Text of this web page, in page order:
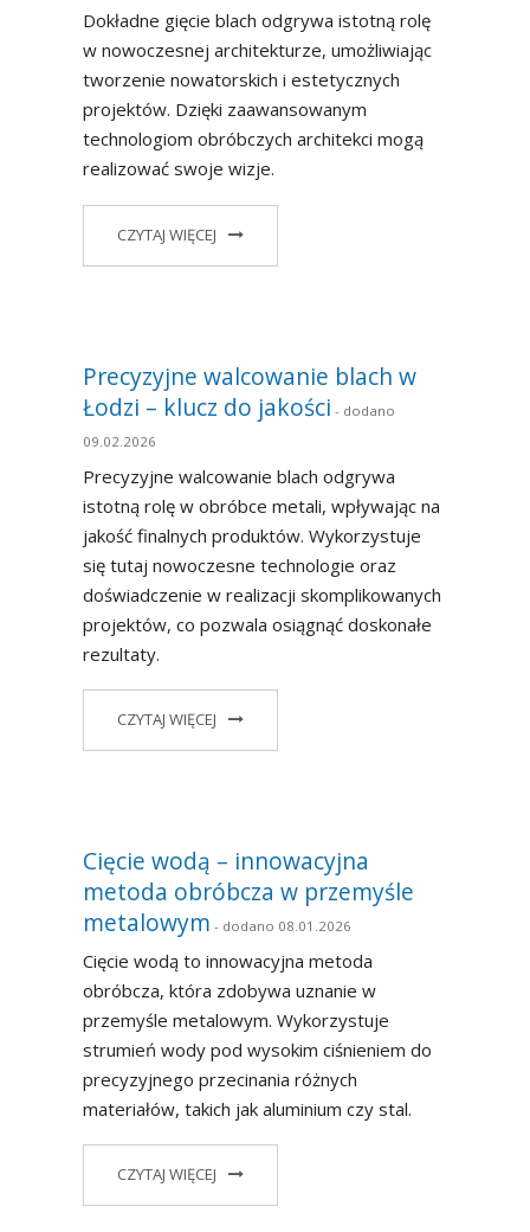
Dokładne gięcie blach odgrywa istotną rolę
w nowoczesnej architekturze, umożliwiając
tworzenie nowatorskich i estetycznych
projektów. Dzięki zaawansowanym
technologiom obróbczych architekci mogą
realizować swoje wizje.
CZYTAJ WIĘCEJ
Precyzyjne walcowanie blach w
Łodzi – klucz do jakości - dodano
09.02.2026
Precyzyjne walcowanie blach odgrywa
istotną rolę w obróbce metali, wpływając na
jakość finalnych produktów. Wykorzystuje
się tutaj nowoczesne technologie oraz
doświadczenie w realizacji skomplikowanych
projektów, co pozwala osiągnąć doskonałe
rezultaty.
CZYTAJ WIĘCEJ
Cięcie wodą – innowacyjna
metoda obróbcza w przemyśle
metalowym - dodano 08.01.2026
Cięcie wodą to innowacyjna metoda
obróbcza, która zdobywa uznanie w
przemyśle metalowym. Wykorzystuje
strumień wody pod wysokim ciśnieniem do
precyzyjnego przecinania różnych
materiałów, takich jak aluminium czy stal.
CZYTAJ WIĘCEJ